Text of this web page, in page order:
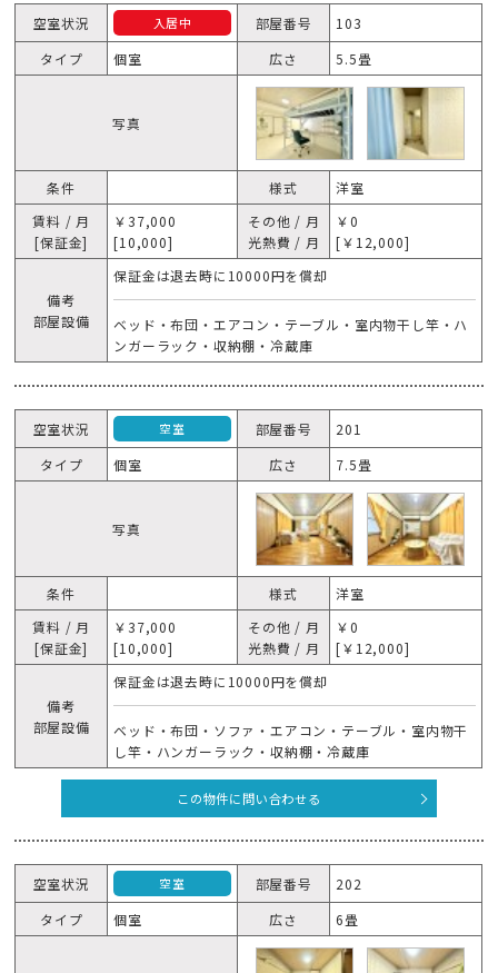
空室状況 入居中 部屋番号
103
タイプ
個室 広さ 5.5畳
写真
条件 様式
洋室
賃料 / 月
[保証金]
￥37,000
[10,000]
その他 / 月
光熱費 / 月
￥0
[￥12,000]
備考
部屋設備
保証金は退去時に10000円を償却
ベッド・布団・エアコン・テーブル・室内物干し竿・ハ
ンガーラック・収納棚・冷蔵庫
空室状況 空室 部屋番号
201
タイプ
個室 広さ 7.5畳
写真
条件 様式
洋室
賃料 / 月
[保証金]
￥37,000
[10,000]
その他 / 月
光熱費 / 月
￥0
[￥12,000]
備考
部屋設備
保証金は退去時に10000円を償却
ベッド・布団・ソファ・エアコン・テーブル・室内物干
し竿・ハンガーラック・収納棚・冷蔵庫
この物件に問い合わせる
空室状況 空室 部屋番号
202
タイプ
個室 広さ 6畳